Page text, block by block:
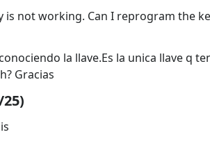
is not working. Can I reprogram the
la llave.Es la unica llave q
Gracias